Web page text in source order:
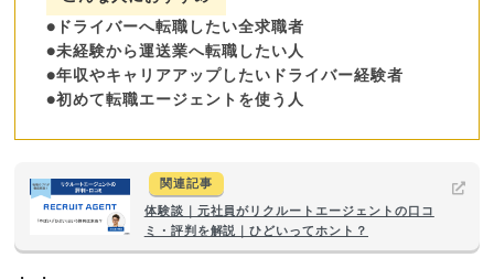
●ドライバーへ転職したい全求職者
●未経験から運送業へ転職したい人
●年収やキャリアアップしたいドライバー経験者
●初めて転職エージェントを使う人
関連記事
体験談｜元社員がリクルートエージェントの口コ
ミ・評判を解説｜ひどいってホント？